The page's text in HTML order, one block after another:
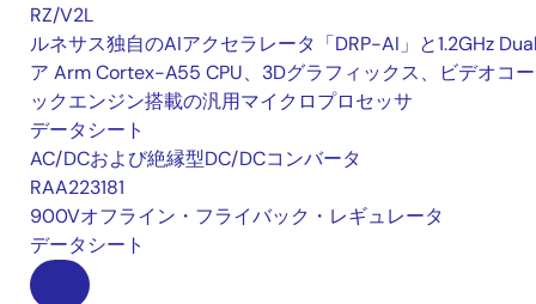
RZ/V2L
ルネサス独自のAIアクセラレータ「DRP-AI」と1.2GHz
ア Arm Cortex-A55 CPU、3Dグラフィックス、ビデオコ
ックエンジン搭載の汎用マイクロプロセッサ
データシート
AC/DCおよび絶縁型DC/DCコンバータ
RAA223181
900Vオフライン・フライバック・レギュレータ
データシート